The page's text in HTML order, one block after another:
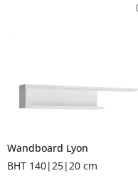
Wandboard Lyon
BHT 140|25|20 cm